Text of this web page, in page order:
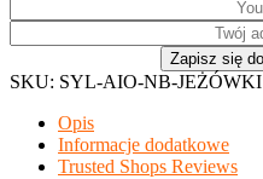
SKU: SYL-AIO-NB-JEŻÓWKI
Opis
Informacje dodatkowe
Trusted Shops Reviews